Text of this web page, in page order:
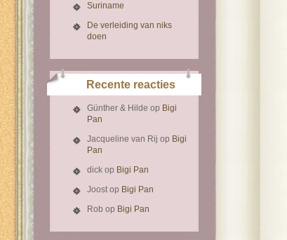
Suriname
De verleiding van niks
doen
Recente reacties
Günther & Hilde op Bigi
Pan
Jacqueline van Rij op Bigi
Pan
dick op Bigi Pan
Joostop Bigi Pan
Rob op Bigi Pan